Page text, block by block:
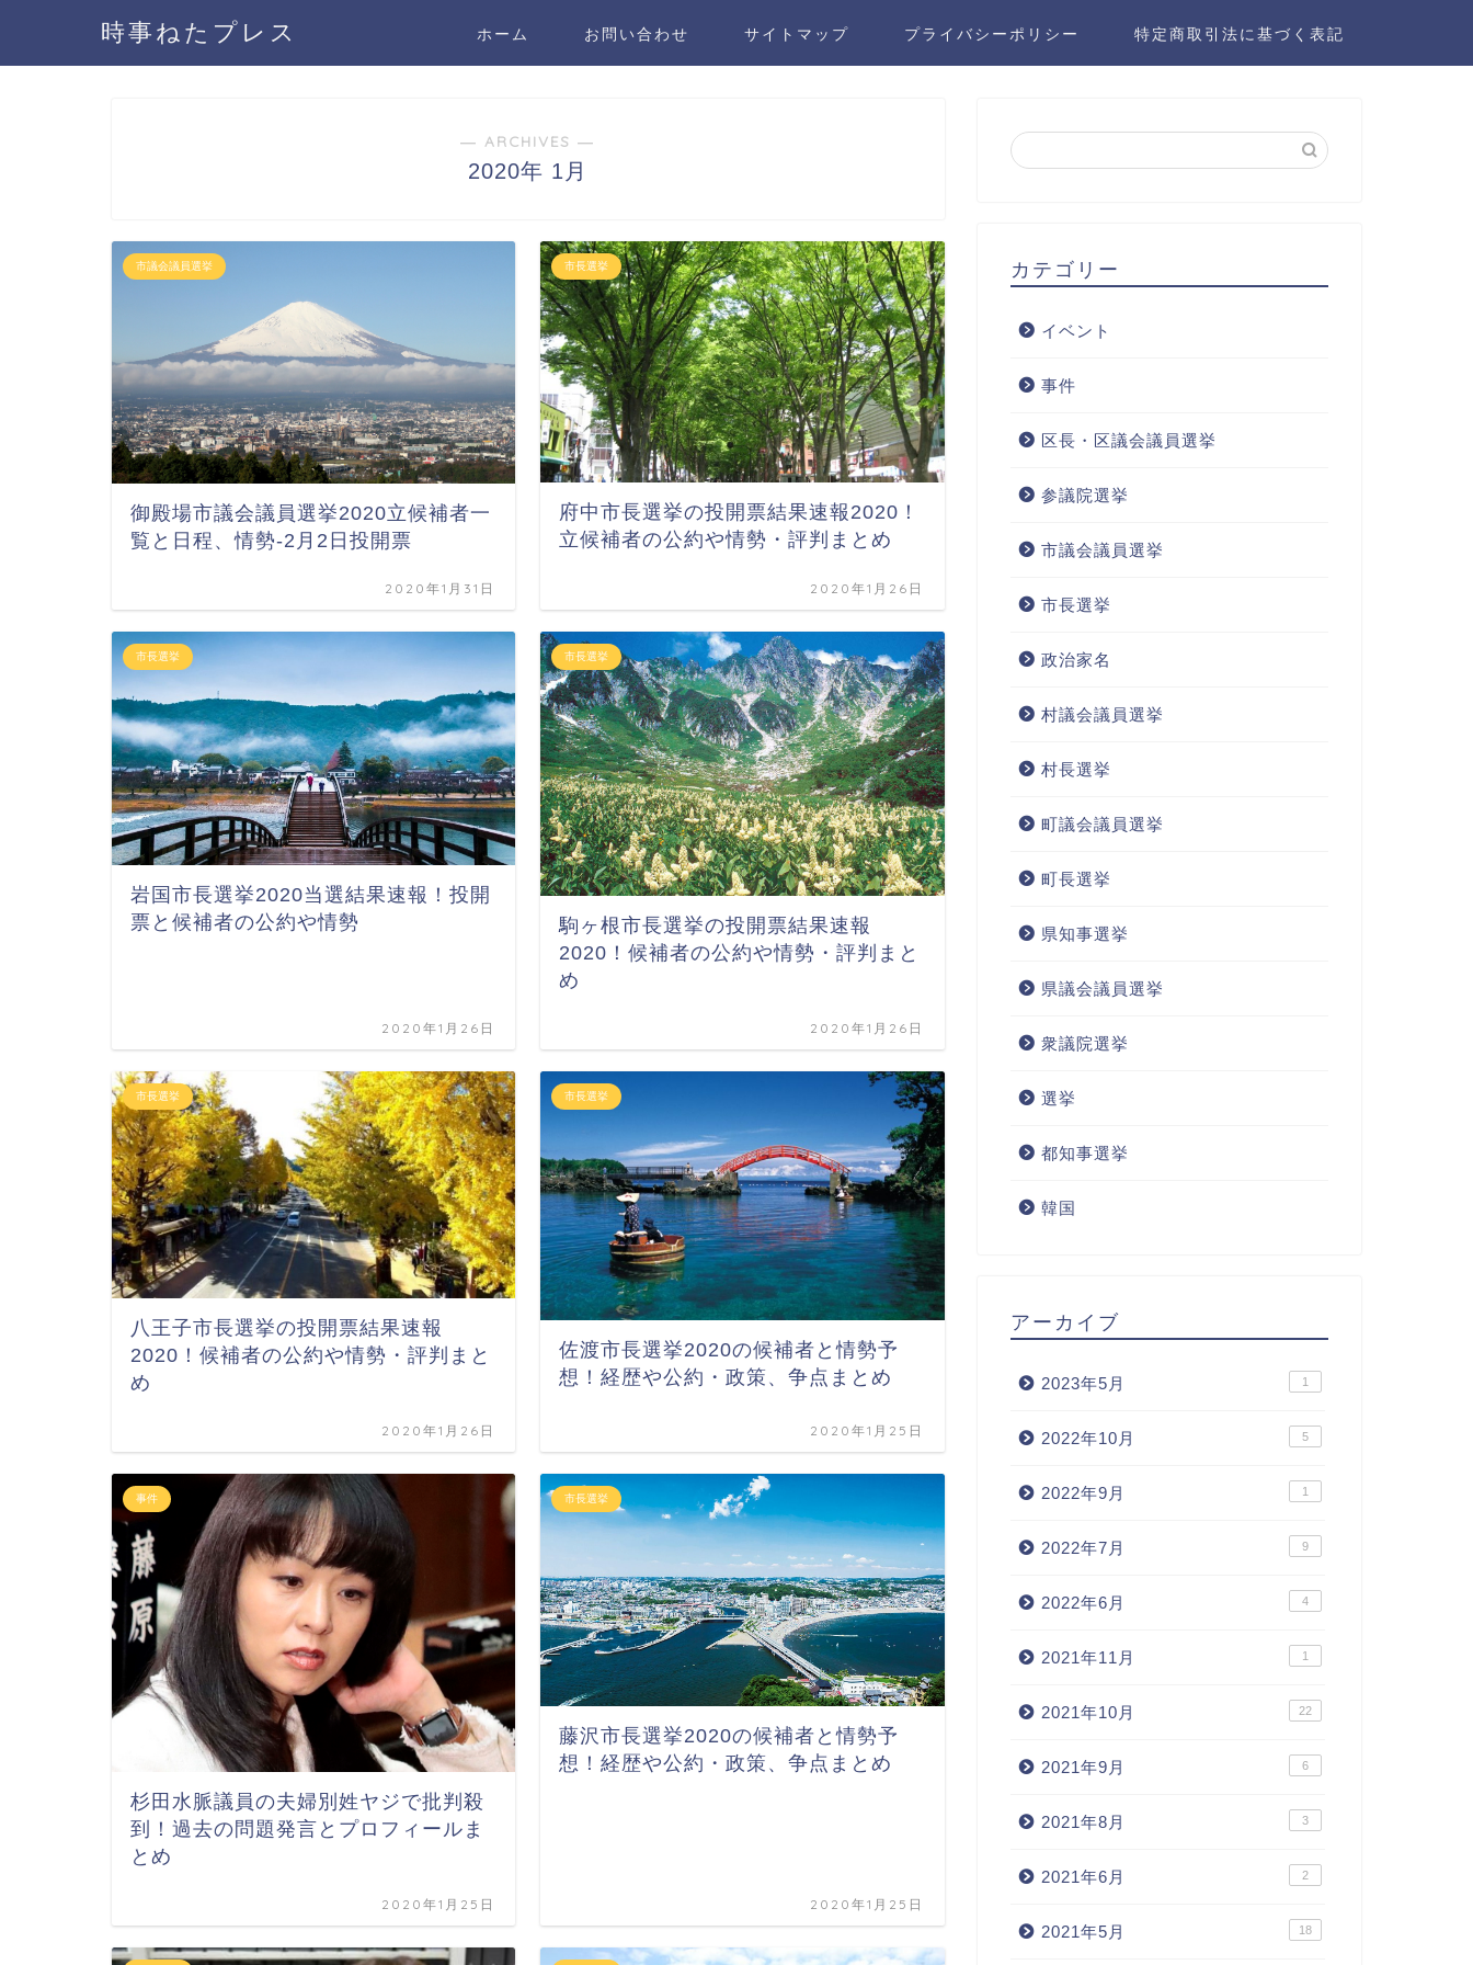
時事ねたプレス ホーム お問い合わせ サイトマップ プライバシーポリシー 特定商取引法に基づく表記
― ARCHIVES ―
2020年 1月
市議会議員選挙
御殿場市議会議員選挙2020立候補者一
覧と日程、情勢-2月2日投開票
2020年1月31日
市長選挙
府中市長選挙の投開票結果速報2020！
立候補者の公約や情勢・評判まとめ
2020年1月26日
市長選挙
岩国市長選挙2020当選結果速報！投開
票と候補者の公約や情勢
2020年1月26日
市長選挙
駒ヶ根市長選挙の投開票結果速報
2020！候補者の公約や情勢・評判まと
め
2020年1月26日
市長選挙
八王子市長選挙の投開票結果速報
2020！候補者の公約や情勢・評判まと
め
2020年1月26日
市長選挙
佐渡市長選挙2020の候補者と情勢予
想！経歴や公約・政策、争点まとめ
2020年1月25日
事件
杉田水脈議員の夫婦別姓ヤジで批判殺
到！過去の問題発言とプロフィールま
とめ
2020年1月25日
市長選挙
藤沢市長選挙2020の候補者と情勢予
想！経歴や公約・政策、争点まとめ
2020年1月25日
カテゴリー
イベント
事件
区長・区議会議員選挙
参議院選挙
市議会議員選挙
市長選挙
政治家名
村議会議員選挙
村長選挙
町議会議員選挙
町長選挙
県知事選挙
県議会議員選挙
衆議院選挙
選挙
都知事選挙
韓国
アーカイブ
2023年5月 1
2022年10月 5
2022年9月 1
2022年7月 9
2022年6月 4
2021年11月 1
2021年10月 22
2021年9月 6
2021年8月 3
2021年6月 2
2021年5月 18